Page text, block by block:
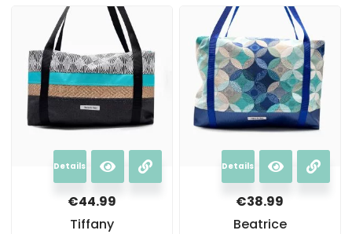
Details
€44.99
Tiffany
Details
€38.99
Beatrice